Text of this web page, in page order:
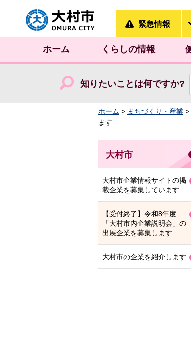
大村市
緊急情報
ホーム くらしの情報
知りたいことは何ですか?
ホーム > まちづくり・産業 >
ます
大村市
大村市企業情報サイトの掲
載企業を募集しています
【受付終了】令和8年度
「大村市内企業説明会」の
出展企業を募集します
大村市の企業を紹介します